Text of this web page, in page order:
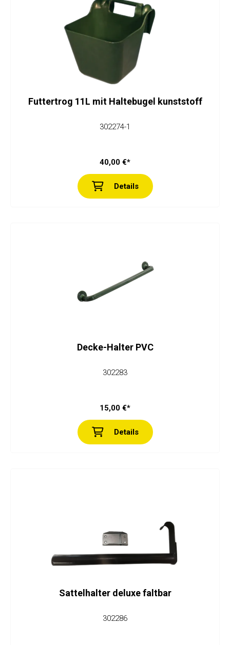
Futtertrog 11L mit Haltebugel kunststoff
302274-1
40,00 €*
Details
Decke-Halter PVC
302283
15,00 €*
Details
Sattelhalter deluxe faltbar
302286